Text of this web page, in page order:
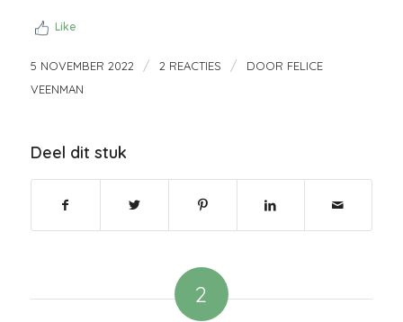
Like
5 NOVEMBER 2022 / 2 REACTIES / DOOR FELICE
VEENMAN
Deel dit stuk
2